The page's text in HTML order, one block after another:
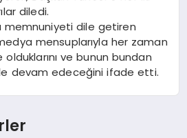
diledi.
dile getiren
mensuplarıyla her zaman
ve bunun bundan
devam edeceğini ifade etti.